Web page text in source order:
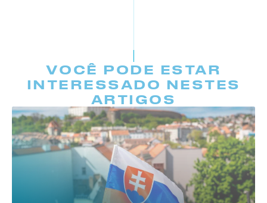
VOCÊ PODE ESTAR
INTERESSADO NESTES
ARTIGOS